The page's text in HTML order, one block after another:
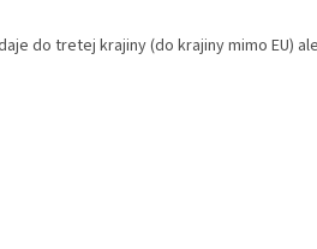
do tretej krajiny (do krajiny mimo EU)